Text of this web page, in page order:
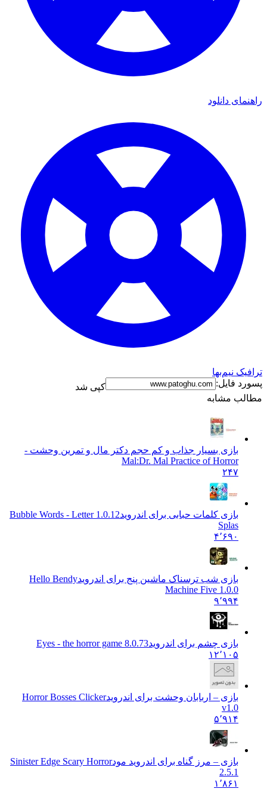
راهنمای دانلود
ترافیک نیم‌بها
پسورد فایل:
کپی شد
مطالب مشابه
بازی بسیار جذاب و کم حجم دکتر مال و تمرین وحشت -
Mal:Dr. Mal Practice of Horror
۲۴۷
بازی کلمات حبابی برای اندروید
1.0.12 Bubble Words - Letter
Splas
۴٬۶۹۰
بازی شب ترسناک ماشین پنج برای اندرویدHello Bendy
Machine Five 1.0.0
۹٬۹۹۴
بازی چشم برای اندرویدEyes - the horror game 8.0.73
۱۲٬۱۰۵
بازی – اربابان وحشت برای اندرویدHorror Bosses Clicker
v1.0
۵٬۹۱۴
بازی – مرز گناه برای اندروید مودSinister Edge Scary Horror
2.5.1
۱٬۸۶۱